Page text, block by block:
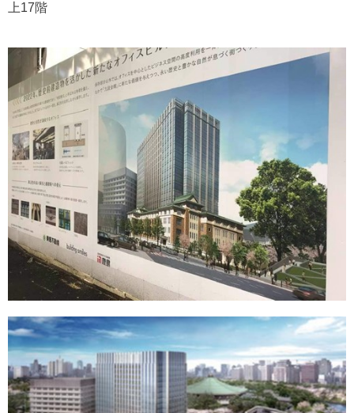
上17階